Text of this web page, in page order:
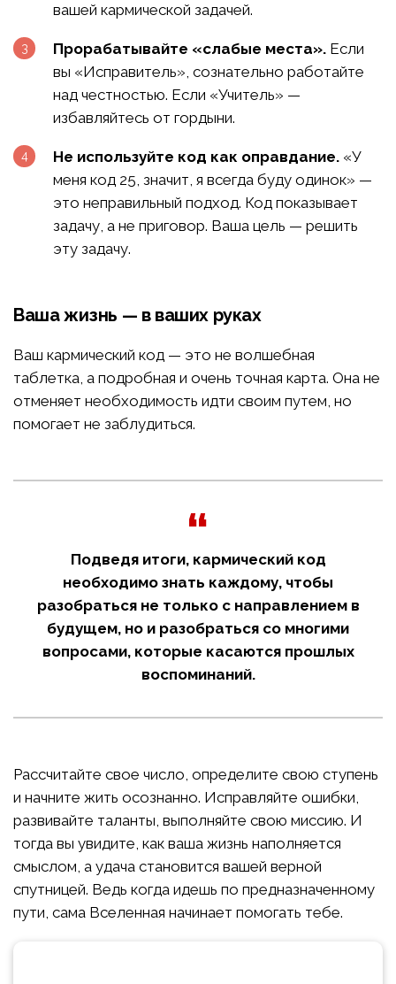
вашей кармической задачей.
Прорабатывайте «слабые места». Если
вы «Исправитель», сознательно работайте
над честностью. Если «Учитель» —
избавляйтесь от гордыни.
Не используйте код как оправдание. «У
меня код 25, значит, я всегда буду одинок» —
это неправильный подход. Код показывает
задачу, а не приговор. Ваша цель — решить
эту задачу.
Ваша жизнь — в ваших руках
Ваш кармический код — это не волшебная
таблетка, а подробная и очень точная карта. Она не
отменяет необходимость идти своим путем, но
помогает не заблудиться.
Подведя итоги, кармический код
необходимо знать каждому, чтобы
разобраться не только с направлением в
будущем, но и разобраться со многими
вопросами, которые касаются прошлых
воспоминаний.
Рассчитайте свое число, определите свою ступень
и начните жить осознанно. Исправляйте ошибки,
развивайте таланты, выполняйте свою миссию. И
тогда вы увидите, как ваша жизнь наполняется
смыслом, а удача становится вашей верной
спутницей. Ведь когда идешь по предназначенному
пути, сама Вселенная начинает помогать тебе.